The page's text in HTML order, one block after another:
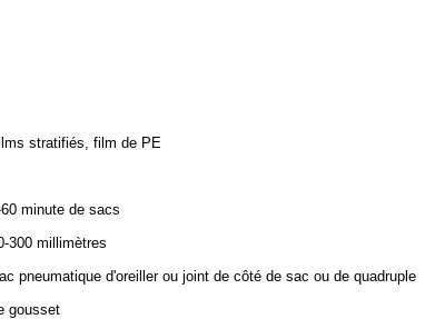
stratifiés, film de PE
minute de sacs
300 millimètres
pneumatique d'oreiller ou joint de côté de sac ou de quadruple
gousset